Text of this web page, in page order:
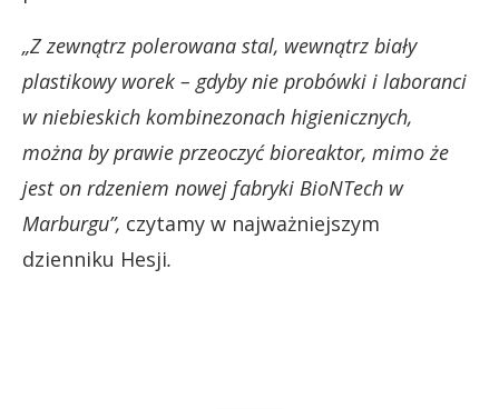
„Z zewnątrz polerowana stal, wewnątrz biały
plastikowy worek – gdyby nie probówki i laboranci
w niebieskich kombinezonach higienicznych,
można by prawie przeoczyć bioreaktor, mimo że
jest on rdzeniem nowej fabryki BioNTech w
Marburgu”, czytamy w najważniejszym
dzienniku Hesji.